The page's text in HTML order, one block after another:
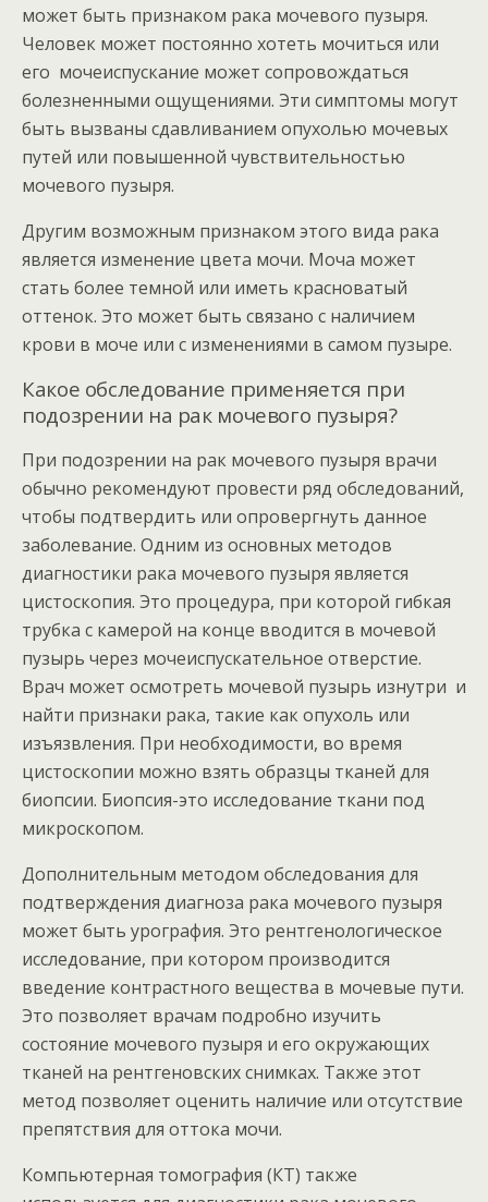
может быть признаком рака мочевого пузыря.
Человек может постоянно хотеть мочиться или
его мочеиспускание может сопровождаться
болезненными ощущениями. Эти симптомы могут
быть вызваны сдавливанием опухолью мочевых
путей или повышенной чувствительностью
мочевого пузыря.
Другим возможным признаком этого вида рака
является изменение цвета мочи. Моча может
стать более темной или иметь красноватый
оттенок. Это может быть связано с наличием
крови в моче или с изменениями в самом пузыре.
Какое обследование применяется при
подозрении на рак мочевого пузыря?
При подозрении на рак мочевого пузыря врачи
обычно рекомендуют провести ряд обследований,
чтобы подтвердить или опровергнуть данное
заболевание. Одним из основных методов
диагностики рака мочевого пузыря является
цистоскопия. Это процедура, при которой гибкая
трубка с камерой на конце вводится в мочевой
пузырь через мочеиспускательное отверстие.
Врач может осмотреть мочевой пузырь изнутри и
найти признаки рака, такие как опухоль или
изъязвления. При необходимости, во время
цистоскопии можно взять образцы тканей для
биопсии. Биопсия-это исследование ткани под
микроскопом.
Дополнительным методом обследования для
подтверждения диагноза рака мочевого пузыря
может быть урография. Это рентгенологическое
исследование, при котором производится
введение контрастного вещества в мочевые пути.
Это позволяет врачам подробно изучить
состояние мочевого пузыря и его окружающих
тканей на рентгеновских снимках. Также этот
метод позволяет оценить наличие или отсутствие
препятствия для оттока мочи.
Компьютерная томография (КТ) также